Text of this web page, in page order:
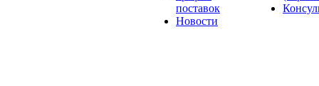
поставок
Новости